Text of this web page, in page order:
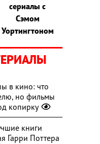
сериалы с
Сэмом
Уортингтоном
в кино: что
но фильмы
копирку
книги
Гарри Поттера